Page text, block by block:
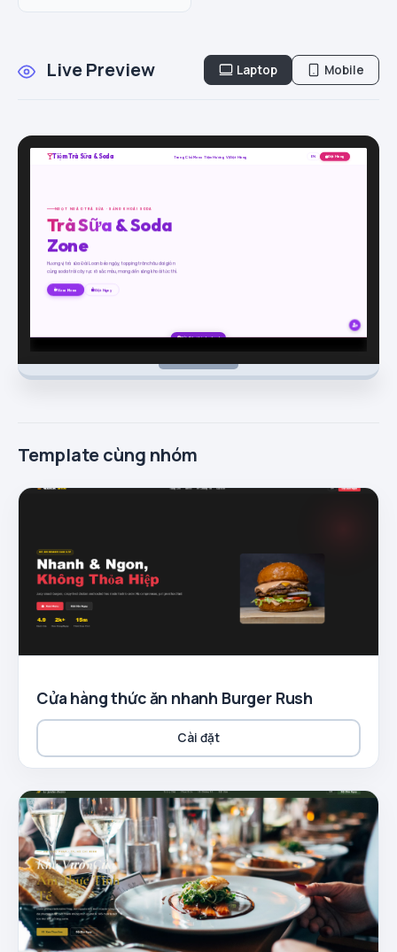
Live Preview Laptop Mobile
Template cùng nhóm
Cửa hàng thức ăn nhanh Burger Rush
Cài đặt